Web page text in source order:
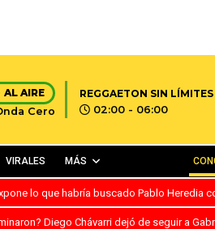
AL AIRE
Cero
REGGAETON SIN LÍMITES
02:00 - 06:00
VIRALES MÁS
lo que habría buscado Pablo Heredia
Diego Chávarri dejó de seguir a